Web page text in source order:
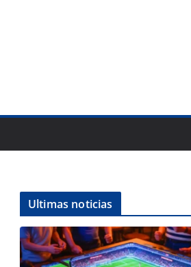
Ultimas noticias